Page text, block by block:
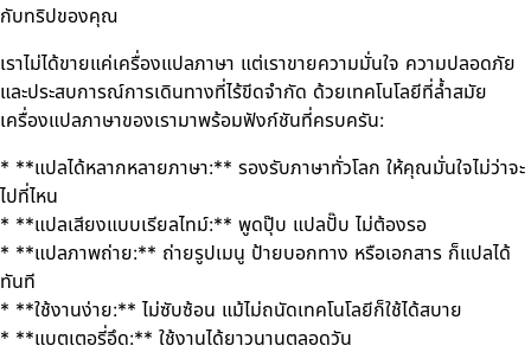
กับทริปของคุณ
เราไม่ได้ขายแค่เครื่องแปลภาษา แต่เราขายความมั่นใจ ความปลอดภัย
และประสบการณ์การเดินทางที่ไร้ขีดจำกัด ด้วยเทคโนโลยีที่ล้ำสมัย
เครื่องแปลภาษาของเรามาพร้อมฟังก์ชันที่ครบครัน:
* **แปลได้หลากหลายภาษา:** รองรับภาษาทั่วโลก ให้คุณมั่นใจไม่ว่าจะ
ไปที่ไหน
* **แปลเสียงแบบเรียลไทม์:** พูดปุ๊บ แปลปั๊บ ไม่ต้องรอ
* **แปลภาพถ่าย:** ถ่ายรูปเมนู ป้ายบอกทาง หรือเอกสาร ก็แปลได้
ทันที
* **ใช้งานง่าย:** ไม่ซับซ้อน แม้ไม่ถนัดเทคโนโลยีก็ใช้ได้สบาย
* **แบตเตอรี่อึด:** ใช้งานได้ยาวนานตลอดวัน